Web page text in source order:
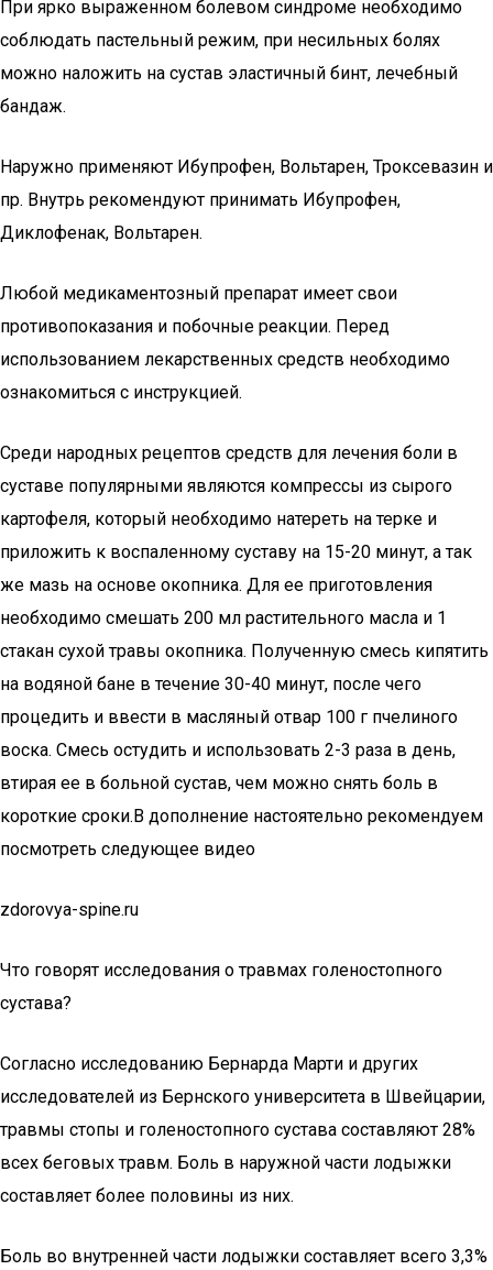
При ярко выраженном болевом синдроме необходимо
соблюдать пастельный режим, при несильных болях
можно наложить на сустав эластичный бинт, лечебный
бандаж.
Наружно применяют Ибупрофен, Вольтарен, Троксевазин и
пр. Внутрь рекомендуют принимать Ибупрофен,
Диклофенак, Вольтарен.
Любой медикаментозный препарат имеет свои
противопоказания и побочные реакции. Перед
использованием лекарственных средств необходимо
ознакомиться с инструкцией.
Среди народных рецептов средств для лечения боли в
суставе популярными являются компрессы из сырого
картофеля, который необходимо натереть на терке и
приложить к воспаленному суставу на 15-20 минут, а так
же мазь на основе окопника. Для ее приготовления
необходимо смешать 200 мл растительного масла и 1
стакан сухой травы окопника. Полученную смесь кипятить
на водяной бане в течение 30-40 минут, после чего
процедить и ввести в масляный отвар 100 г пчелиного
воска. Смесь остудить и использовать 2-3 раза в день,
втирая ее в больной сустав, чем можно снять боль в
короткие сроки.В дополнение настоятельно рекомендуем
посмотреть следующее видео
zdorovya-spine.ru
Что говорят исследования о травмах голеностопного
сустава?
Согласно исследованию Бернарда Марти и других
исследователей из Бернского университета в Швейцарии,
травмы стопы и голеностопного сустава составляют 28%
всех беговых травм. Боль в наружной части лодыжки
составляет более половины из них.
Боль во внутренней части лодыжки составляет всего 3,3%